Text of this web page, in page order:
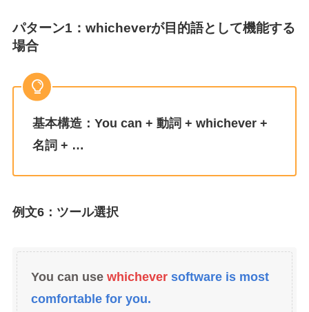
パターン1：whicheverが目的語として機能する
場合
基本構造：You can + 動詞 + whichever +
名詞 + …
例文6：ツール選択
You can use whichever software is most
comfortable for you.